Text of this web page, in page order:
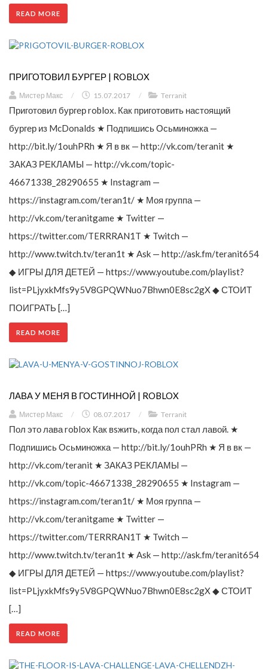
READ MORE
ПРИГОТОВИЛ БУРГЕР | ROBLOX
Мистер Макс / 15.07.2017 / Terranit
Приготовил бургер roblox. Как приготовить настоящий
бургер из McDonalds ★ Подпишись Осьминожка —
http://bit.ly/1ouhPRh ★ Я в вк — http://vk.com/teranit ★
ЗАКАЗ РЕКЛАМЫ — http://vk.com/topic-
46671338_28290655 ★ Instagram —
https://instagram.com/teran1t/ ★ Моя группа —
http://vk.com/teranitgame ★ Twitter —
https://twitter.com/TERRRAN1T ★ Twitch —
http://www.twitch.tv/teran1t ★ Ask — http://ask.fm/teranit654
◆ ИГРЫ ДЛЯ ДЕТЕЙ — https://www.youtube.com/playlist?
list=PLjyxkMfs9y5V8GPQWNuo7Bhwn0E8sc2gX ◆ СТОИТ
ПОИГРАТЬ […]
READ MORE
ЛАВА У МЕНЯ В ГОСТИННОЙ | ROBLOX
Мистер Макс / 08.07.2017 / Terranit
Пол это лава roblox Как вsжить, когда пол стал лавой. ★
Подпишись Осьминожка — http://bit.ly/1ouhPRh ★ Я в вк —
http://vk.com/teranit ★ ЗАКАЗ РЕКЛАМЫ —
http://vk.com/topic-46671338_28290655 ★ Instagram —
https://instagram.com/teran1t/ ★ Моя группа —
http://vk.com/teranitgame ★ Twitter —
https://twitter.com/TERRRAN1T ★ Twitch —
http://www.twitch.tv/teran1t ★ Ask — http://ask.fm/teranit654
◆ ИГРЫ ДЛЯ ДЕТЕЙ — https://www.youtube.com/playlist?
list=PLjyxkMfs9y5V8GPQWNuo7Bhwn0E8sc2gX ◆ СТОИТ
[…]
READ MORE